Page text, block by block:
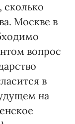
сколько
Москве в
вопрос
в
на